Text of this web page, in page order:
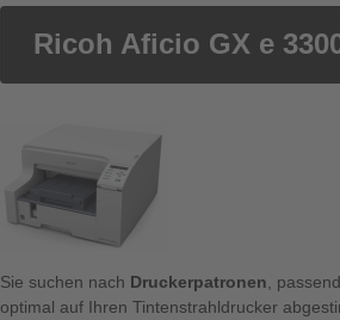
Ricoh Aficio GX e
Sie suchen nach Druckerpatronen ,
optimal auf Ihren Tintenstrahldrucker